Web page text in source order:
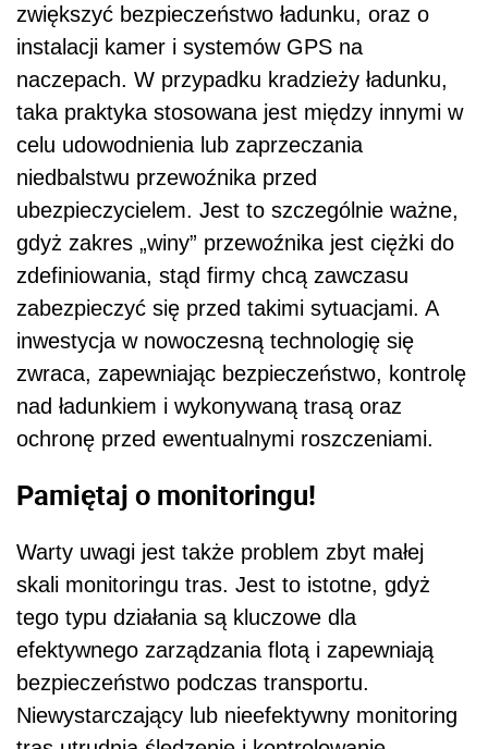
zwiększyć bezpieczeństwo ładunku, oraz o
instalacji kamer i systemów GPS na
naczepach. W przypadku kradzieży ładunku,
taka praktyka stosowana jest między innymi w
celu udowodnienia lub zaprzeczania
niedbalstwu przewoźnika przed
ubezpieczycielem. Jest to szczególnie ważne,
gdyż zakres „winy” przewoźnika jest ciężki do
zdefiniowania, stąd firmy chcą zawczasu
zabezpieczyć się przed takimi sytuacjami. A
inwestycja w nowoczesną technologię się
zwraca, zapewniając bezpieczeństwo, kontrolę
nad ładunkiem i wykonywaną trasą oraz
ochronę przed ewentualnymi roszczeniami.
Pamiętaj o monitoringu!
Warty uwagi jest także problem zbyt małej
skali monitoringu tras. Jest to istotne, gdyż
tego typu działania są kluczowe dla
efektywnego zarządzania flotą i zapewniają
bezpieczeństwo podczas transportu.
Niewystarczający lub nieefektywny monitoring